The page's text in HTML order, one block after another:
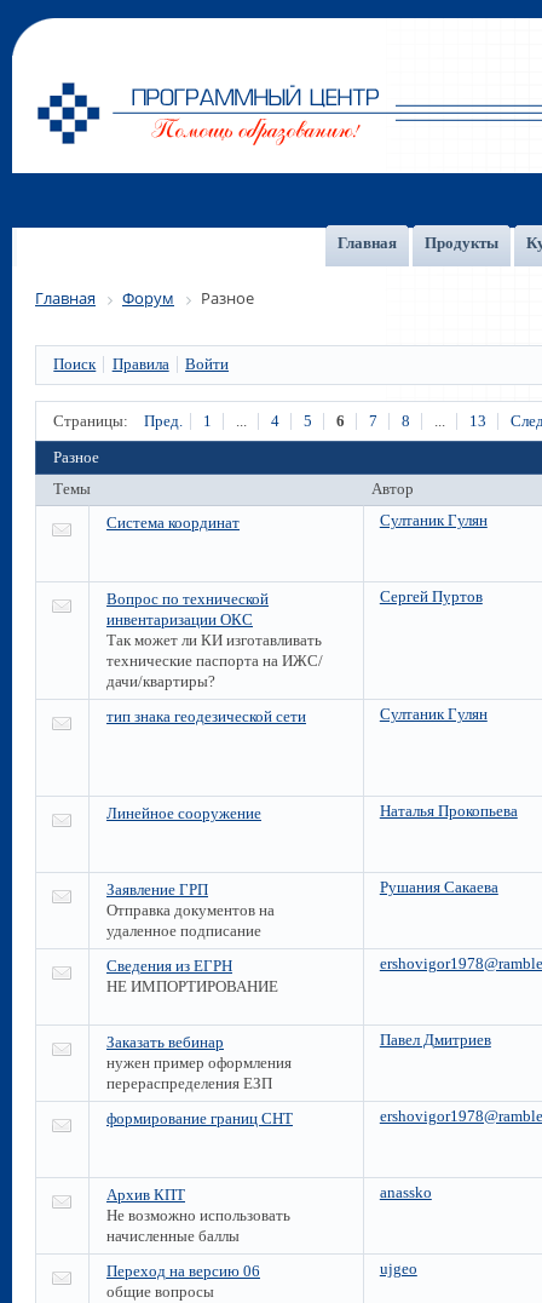
Главная Продукты
Главная Форум Разное
Поиск Правила Войти
Страницы: Пред. 1 4 5 6 7 8 13
Разное
Темы
Автор
Система координат
Султаник Гулян
Вопрос по технической
инвентаризации ОКС
Так может ли КИ изготавливать
технические паспорта на ИЖС/
дачи/квартиры?
Сергей Пуртов
тип знака геодезической сети Султаник Гулян
Линейное сооружение Наталья Прокопьева
Заявление ГРП
Отправка документов на
удаленное подписание
Рушания Сакаева
Сведения из ЕГРН
НЕ ИМПОРТИРОВАНИЕ
Заказать вебинар
нужен пример оформления
перераспределения ЕЗП
Павел Дмитриев
формирование границ СНТ
Архив КПТ
Не возможно использовать
начисленные баллы
anassko
Переход на версию 06
общие вопросы
ujgeo